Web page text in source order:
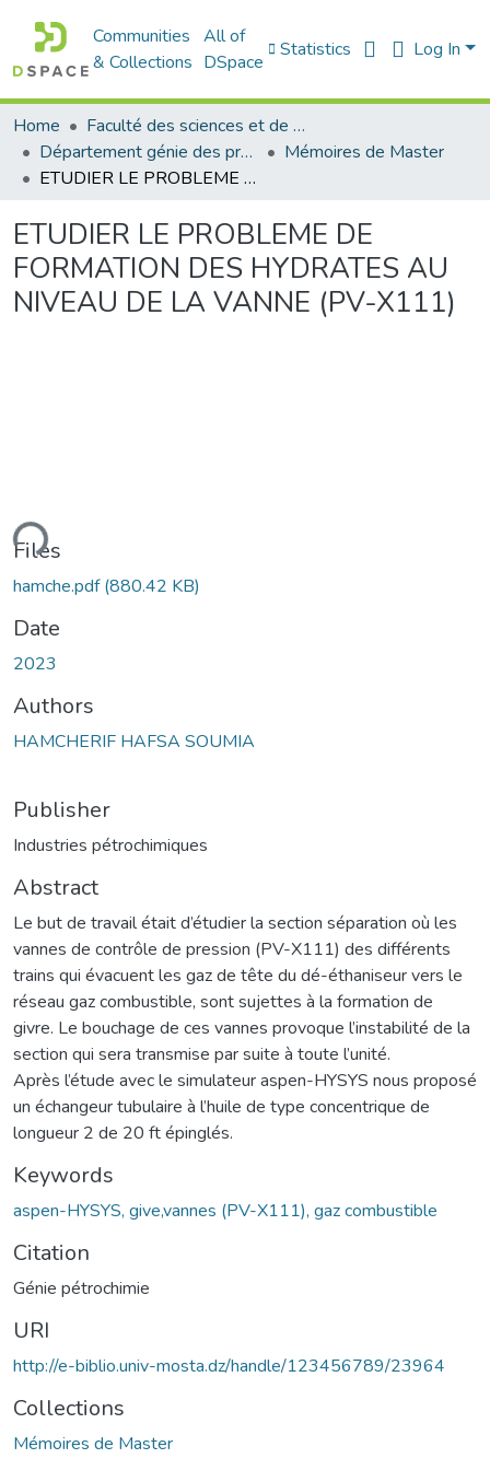
Communities
& Collections
All of
DSpace
Statistics Log In
Home
Faculté des sciences et de la technologie
Département génie des procédés
Mémoires de Master
ETUDIER LE PROBLEME DE FORMATION DES HYDRATES AU NIVEAU DE LA VANNE (PV-X111)
ETUDIER LE PROBLEME DE
FORMATION DES HYDRATES AU
NIVEAU DE LA VANNE (PV-X111)
Files
hamche.pdf(880.42 KB)
Date
2023
Authors
HAMCHERIF HAFSA SOUMIA
Publisher
Industries pétrochimiques
Abstract
Le but de travail était d’étudier la section séparation où les
vannes de contrôle de pression (PV-X111) des différents
trains qui évacuent les gaz de tête du dé-éthaniseur vers le
réseau gaz combustible, sont sujettes à la formation de
givre. Le bouchage de ces vannes provoque l’instabilité de la
section qui sera transmise par suite à toute l’unité.
Après l’étude avec le simulateur aspen-HYSYS nous proposé
un échangeur tubulaire à l’huile de type concentrique de
longueur 2 de 20 ft épinglés.
Keywords
aspen-HYSYS, give,vannes (PV-X111), gaz combustible
Citation
Génie pétrochimie
URI
http://e-biblio.univ-mosta.dz/handle/123456789/23964
Collections
Mémoires de Master